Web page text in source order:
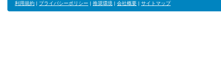
利用規約 | プライバシーポリシー | 推奨環境 | 会社概要 | サイトマップ